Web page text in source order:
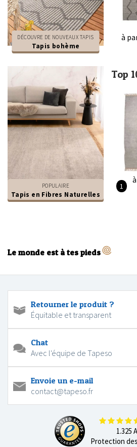
DÉCOUVRE DE NOUVEAUX TAPIS
Tapis bohème
à
POPULAIRE
Tapis en Fibres Naturelles
Top
Le monde est à tes pieds
Retourner le produit ?
Équitable et transparent
Chat
Avec l'équipe de Tapeso
Envoie un e-mail
contact@tapeso.fr
1.325
Protection